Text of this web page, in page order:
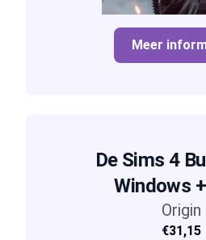
Meer
De Sims 4
Windows
Origin
€31,15